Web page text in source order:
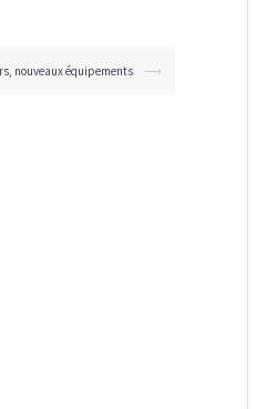
nouveaux équipements ⟶